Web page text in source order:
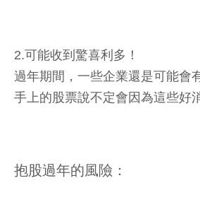
2.可能收到驚喜利多！
過年期間，一些企業還是可能會
手上的股票說不定會因為這些好
抱股過年的風險：